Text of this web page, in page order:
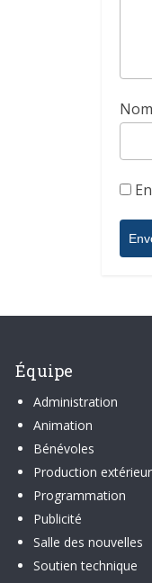
Nom
Équipe
Administration
Animation
Bénévoles
Production
Programmation
Publicité
Salle des nouvelles
Soutien technique